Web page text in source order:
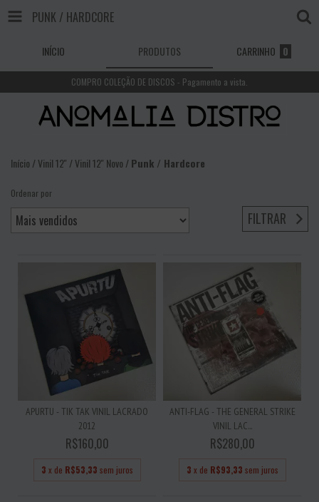
PUNK / HARDCORE
INÍCIO PRODUTOS CARRINHO 0
COMPRO COLEÇÃO DE DISCOS - Pagamento a vista.
Início /Vinil 12'' /Vinil 12'' Novo /Punk / Hardcore
Ordenar por
FILTRAR
APURTU - TIK TAK VINIL LACRADO
2012
R$160,00
3 x de R$53,33 sem juros
ANTI-FLAG - THE GENERAL STRIKE
VINIL LAC...
R$280,00
3 x de R$93,33 sem juros